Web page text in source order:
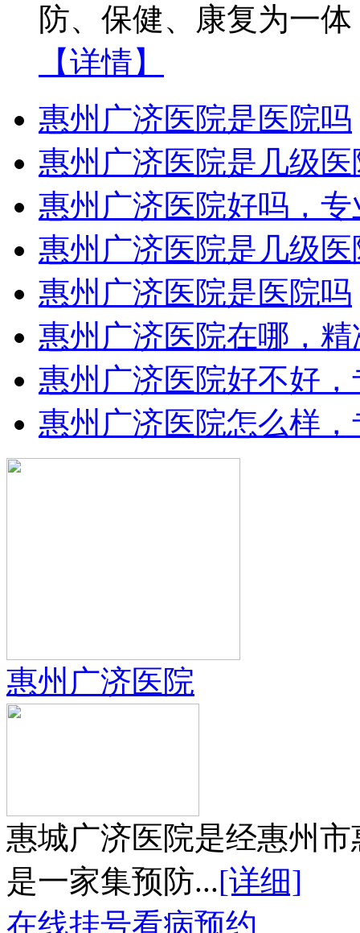
防、保健、康复为一
【详情】
惠州广济医院是医院吗
惠州广济医院是几级医
惠州广济医院好吗，专
惠州广济医院是几级医
惠州广济医院是医院吗
惠州广济医院在哪，精
惠州广济医院好不好，
惠州广济医院怎么样，
惠州广济医院
惠城广济医院是经惠州
是一家集预防...[详细]
在线挂号看病预约